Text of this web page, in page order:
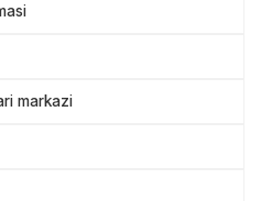
markazi